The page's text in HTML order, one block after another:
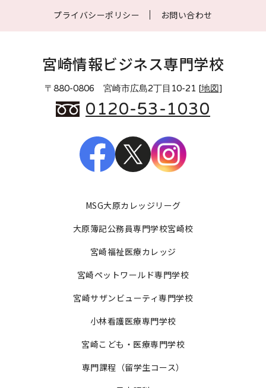
プライバシーポリシー
お問い合わせ
宮崎情報ビジネス専門学校
〒880-0806 宮崎市広島2丁目10-21 [地図]
0120-53-1030
MSG大原カレッジリーグ
大原簿記公務員専門学校宮崎校
宮崎福祉医療カレッジ
宮崎ペットワールド専門学校
宮崎サザンビューティ専門学校
小林看護医療専門学校
宮崎こども・医療専門学校
専門課程（留学生コース）